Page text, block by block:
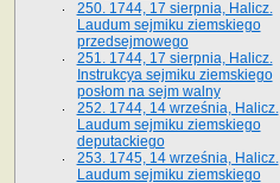
250. 1744, 17 sierpnia, Halicz.
Laudum sejmiku ziemskiego
przedsejmowego
251. 1744, 17 sierpnia, Halicz.
Instrukcya sejmiku ziemskiego
posłom na sejm walny
252. 1744, 14 września, Halicz.
Laudum sejmiku ziemskiego
deputackiego
253. 1745, 14 września, Halicz.
Laudum sejmiku ziemskiego